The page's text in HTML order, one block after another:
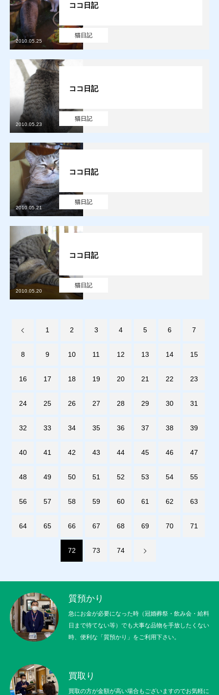
質預かり
買取り
販売
お問合せ
猫日記
質預かり 買取り 販売
猫日記
ココ日記
2010.05.25
猫日記
ココ日記
2010.05.23
猫日記
ココ日記
2010.05.21
猫日記
ココ日記
2010.05.20
1 2 3 4 5 6 7
8 9 10 11 12 13 14 15
16 17 18 19 20 21 22 23
24 25 26 27 28 29 30 31
32 33 34 35 36 37 38 39
40 41 42 43 44 45 46 47
48 49 50 51 52 53 54 55
56 57 58 59 60 61 62 63
64 65 66 67 68 69 70 71
72 73 74
質預かり
急にお金が必要になった時（冠婚葬祭・飲み会・給料
日まで待てない等）でも大事な品物を手放したくない
時、便利な「質預かり」をご利用下さい。
買取り
買取の方が金額が高い場合もございますのでお気軽に